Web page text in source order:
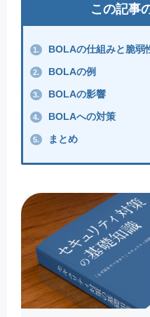
この記事
1. BOLAの仕組みと脆弱
2. BOLAの例
3. BOLAの影響
4. BOLAへの対策
5. まとめ